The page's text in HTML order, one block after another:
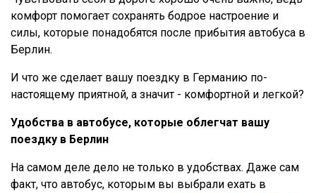
комфорт помогает сохранять бодрое настроение и
силы, которые понадобятся после прибытия автобуса в
Берлин.
И что же сделает вашу поездку в Германию по-
настоящему приятной, а значит - комфортной и легкой?
Удобства в автобусе, которые облегчат вашу
поездку в Берлин
На самом деле дело не только в удобствах. Даже сам
факт, что автобус, которым вы выбрали ехать в